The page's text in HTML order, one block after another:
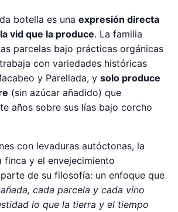
botella es una expresión directa
vid que la produce. La familia
parcelas bajo prácticas orgánicas
con variedades históricas
y Parellada, y solo produce
(sin azúcar añadido) que
años sobre sus lías bajo corcho
con levaduras autóctonas, la
finca y el envejecimiento
de su filosofía: un enfoque que
cada parcela y cada vino
lo que la tierra y el tiempo